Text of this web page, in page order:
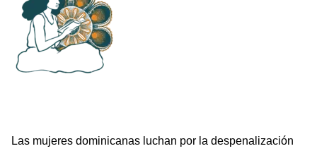
Las mujeres dominicanas luchan por la despenalización